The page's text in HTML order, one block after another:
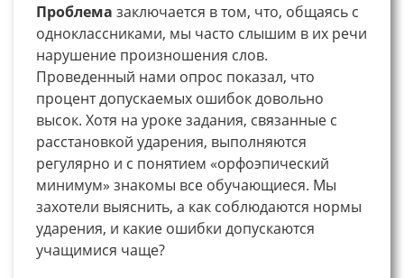
Проблема заключается в том, что, общаясь с
одноклассниками, мы часто слышим в их речи
нарушение произношения слов.
Проведенный нами опрос показал, что
процент допускаемых ошибок довольно
высок. Хотя на уроке задания, связанные с
расстановкой ударения, выполняются
регулярно и с понятием «орфоэпический
минимум» знакомы все обучающиеся. Мы
захотели выяснить, а как соблюдаются нормы
ударения, и какие ошибки допускаются
учащимися чаще?